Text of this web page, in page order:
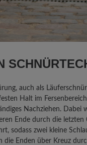
(0)
dieses
Erfahrungen mit
auch als
Halt im
Nachziehen. Dabei
Ende durch die letzten
sodass zwei kleine
die Enden über Kreuz